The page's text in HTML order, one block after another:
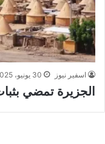
اسفير نيوز 30 يونيو، 2025
الجزيرة تمضي